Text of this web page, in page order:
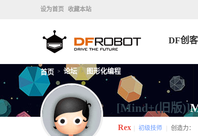
设为首页 收藏本站
DF创
首页 > 论坛 > 图形化编程
[Mind+(旧版)]
Rex 初级技师 创造力：